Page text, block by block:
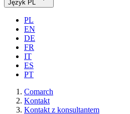
Język PL
PL
EN
DE
FR
IT
ES
PT
Comarch
Kontakt
Kontakt z konsultantem